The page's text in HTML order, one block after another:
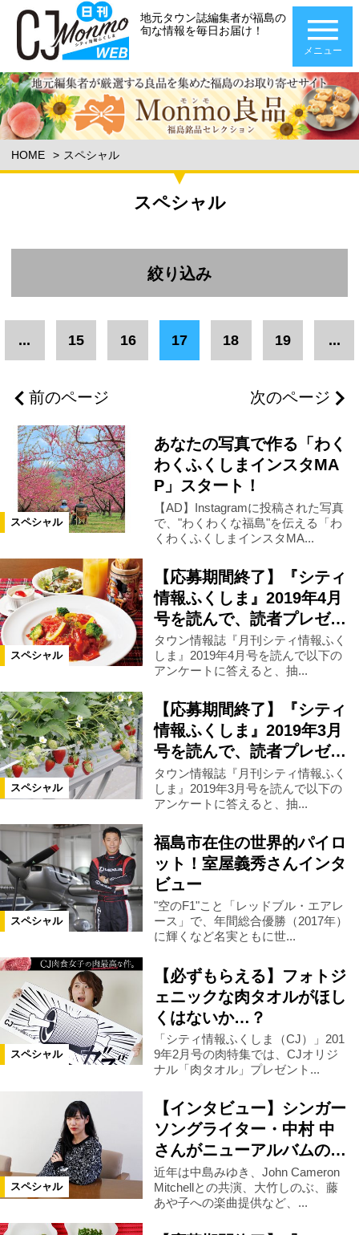
地元タウン誌編集者が福島の
旬な情報を毎日お届け！
メニュー
HOME スペシャル
スペシャル
絞り込み
エリア
福島県全域 福島市 国見町
郡山市 須賀川市 鏡石町
白河市 矢吹町 棚倉町
猪苗代町 喜多方市
会津美里町 新地町 相馬市
南相馬市 飯舘村 いわき市
県北エリア 県中エリア
県南エリア 会津エリア
田村市 小野町 石川町
北塩原村 会津若松市 桑折町
山形県 栃木県 新潟県
富山県 泉崎村 富岡町
大玉村 矢祭町 西郷村
中島村 鮫川村 塙町 浪江町
葛尾村 双葉町 大熊町
楢葉町 広野町
前のページ
... 15 16 17 18 19 ...
次のページ
スペシャル
あなたの写真で作る「わく
わくふくしまインスタMA
P」スタート！
【AD】Instagramに投稿された写真
で、"わくわくな福島"を伝える「わ
くわくふくしまインスタMA...
スペシャル
【応募期間終了】『シティ
情報ふくしま』2019年4月
号を読んで、読者プレゼ…
タウン情報誌『月刊シティ情報ふく
しま』2019年4月号を読んで以下の
アンケートに答えると、抽...
スペシャル
【応募期間終了】『シティ
情報ふくしま』2019年3月
号を読んで、読者プレゼ…
タウン情報誌『月刊シティ情報ふく
しま』2019年3月号を読んで以下の
アンケートに答えると、抽...
スペシャル
福島市在住の世界的パイロ
ット！室屋義秀さんインタ
ビュー
"空のF1"こと「レッドブル・エアレ
ース」で、年間総合優勝（2017年）
に輝くなど名実ともに世...
スペシャル
【必ずもらえる】フォトジ
ェニックな肉タオルがほし
くはないか…？
「シティ情報ふくしま（CJ）」201
9年2月号の肉特集では、CJオリジ
ナル「肉タオル」プレゼント...
スペシャル
【インタビュー】シンガー
ソングライター・中村 中
さんがニューアルバムの…
近年は中島みゆき、John Cameron
Mitchellとの共演、大竹しのぶ、藤
あや子への楽曲提供など、...